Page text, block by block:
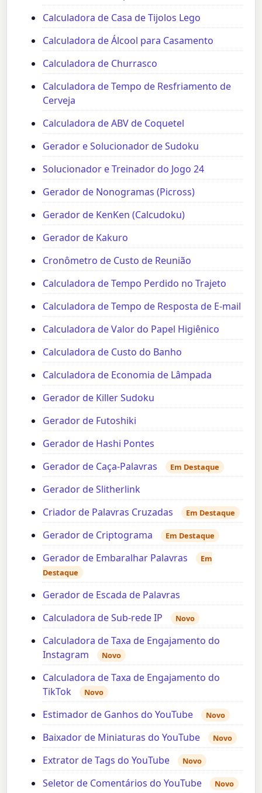
Calculadora de Casa de Tijolos Lego
Calculadora de Álcool para Casamento
Calculadora de Churrasco
Calculadora de Tempo de Resfriamento de
Cerveja
Calculadora de ABV de Coquetel
Gerador e Solucionador de Sudoku
Solucionador e Treinador do Jogo 24
Gerador de Nonogramas (Picross)
Gerador de KenKen (Calcudoku)
Gerador de Kakuro
Cronômetro de Custo de Reunião
Calculadora de Tempo Perdido no Trajeto
Calculadora de Tempo de Resposta de E-mail
Calculadora de Valor do Papel Higiênico
Calculadora de Custo do Banho
Calculadora de Economia de Lâmpada
Gerador de Killer Sudoku
Gerador de Futoshiki
Gerador de Hashi Pontes
Gerador de Caça-Palavras
Em Destaque
Gerador de Slitherlink
Criador de Palavras Cruzadas
Em Destaque
Gerador de Criptograma Em Destaque
Gerador de Embaralhar Palavras
Em
Destaque
Gerador de Escada de Palavras
Calculadora de Sub-rede IP
Novo
Calculadora de Taxa de Engajamento do
Instagram
Novo
Calculadora de Taxa de Engajamento do
TikTok
Novo
Estimador de Ganhos do YouTube Novo
Baixador de Miniaturas do YouTube Novo
Extrator de Tags do YouTube Novo
Seletor de Comentários do YouTube Novo